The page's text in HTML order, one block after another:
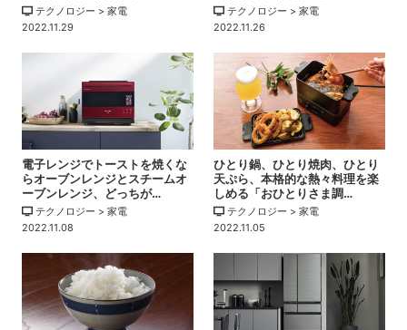
テクノロジー > 家電
2022.11.29
テクノロジー > 家電
2022.11.26
電子レンジでトーストを焼くな
らオーブンレンジとスチームオ
ーブンレンジ、どっちが…
テクノロジー > 家電
2022.11.08
ひとり鍋、ひとり焼肉、ひとり
天ぷら、本格的な熱々料理を楽
しめる「おひとりさま調…
テクノロジー > 家電
2022.11.05